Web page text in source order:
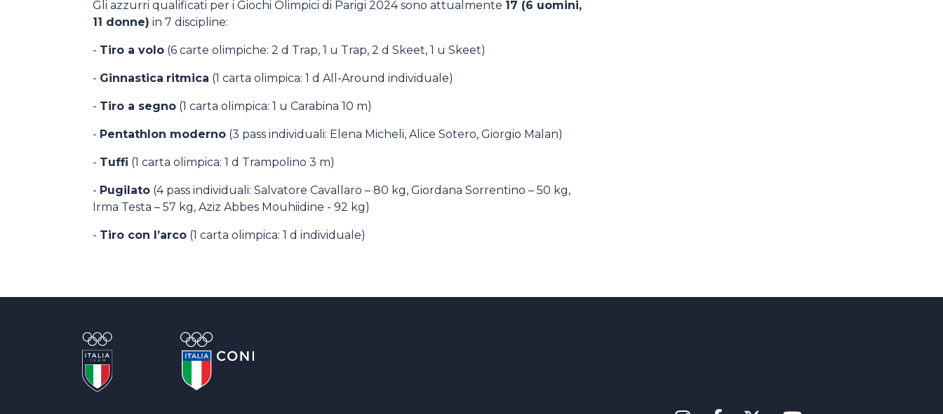
Gli azzurri qualificati per i Giochi Olimpici di Parigi 2024 sono attualmente 17 (6 uomini,
11 donne) in 7 discipline:
- Tiro a volo (6 carte olimpiche: 2 d Trap, 1 u Trap, 2 d Skeet, 1 u Skeet)
- Ginnastica ritmica (1 carta olimpica: 1 d All-Around individuale)
- Tiro a segno (1 carta olimpica: 1 u Carabina 10 m)
- Pentathlon moderno (3 pass individuali: Elena Micheli, Alice Sotero, Giorgio Malan)
- Tuffi (1 carta olimpica: 1 d Trampolino 3 m)
- Pugilato (4 pass individuali: Salvatore Cavallaro – 80 kg, Giordana Sorrentino – 50 kg,
Irma Testa – 57 kg, Aziz Abbes Mouhiidine - 92 kg)
- Tiro con l’arco (1 carta olimpica: 1 d individuale)